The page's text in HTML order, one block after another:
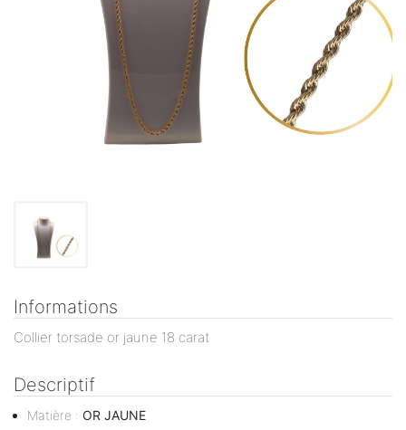
Informations
Collier torsade or jaune 18 carat
Descriptif
Matière : OR JAUNE